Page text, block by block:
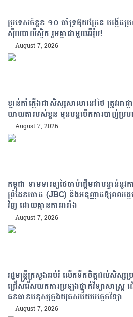
ប្រទេសចំនួន ១០ គាំទ្រអ៊ុយក្រែន បង្កើតប្
ស៊ីលបាលីស្ទិក រួមគ្នាជាមួយអឺរ៉ុប!
August 7, 2026
ខ្មាន់កាំភ្លើងជាសិស្សសាលានៅថៃ ត្រូវអា
យាយតារបស់ខ្លួន មុនបន្តបើកការបាញ់ប្រ
August 7, 2026
កម្ពុជា ទាមទារឲ្យថៃចាប់ផ្តើមជាបន្ទាន់នូ
ព្រំដែនគោគ (JBC) និងអនុញ្ញាតឱ្យពល
វិញ ដោយគ្មានការរារាំង
August 7, 2026
រដ្ឋមន្រ្តីក្រសួងអប់រំ លើកទឹកចិត្តដល់សិស្ស
ជ្រើសរើសយកការប្រឡងថ្នាក់វិទ្យាសាស្ត្រ
ធនធានមនុស្សក្នុងយុគសម័យបច្ចេកវិទ្យា
August 7, 2026